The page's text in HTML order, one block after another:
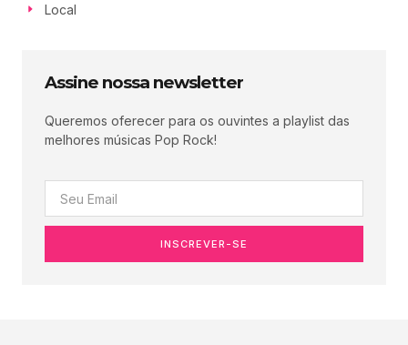
Local
Assine nossa newsletter
Queremos oferecer para os ouvintes a playlist das
melhores músicas Pop Rock!
INSCREVER-SE